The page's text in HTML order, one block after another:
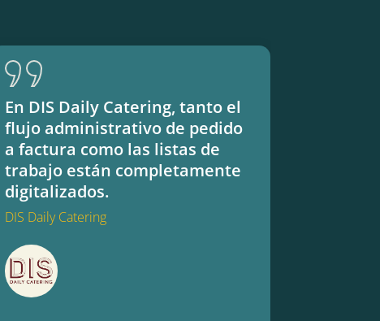
En DIS Daily Catering, tanto el
flujo administrativo de pedido
a factura como las listas de
trabajo están completamente
digitalizados.
DIS Daily Catering
DIS Daily Catering